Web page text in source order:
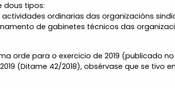
dous tipos:
ordinarias das organizacións
de gabinetes técnicos das
orde para o exercicio de 2019 (publicado
(Ditame 42/2018), obsérvase que se tivo